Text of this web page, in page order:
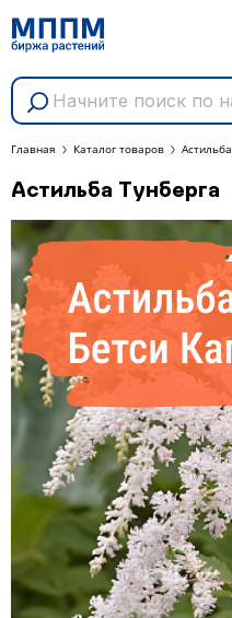
Главная Каталог товаров Астильба
Астильба Тунберга